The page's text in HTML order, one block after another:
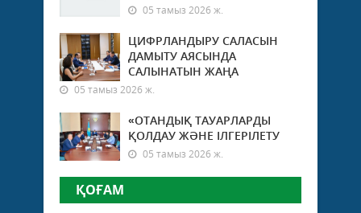
05 тамыз 2026 ж.
ЦИФРЛАНДЫРУ САЛАСЫН
ДАМЫТУ АЯСЫНДА
САЛЫНАТЫН ЖАҢА
05 тамыз 2026 ж.
«ОТАНДЫҚ ТАУАРЛАРДЫ
ҚОЛДАУ ЖӘНЕ ІЛГЕРІЛЕТУ
05 тамыз 2026 ж.
ҚОҒАМ